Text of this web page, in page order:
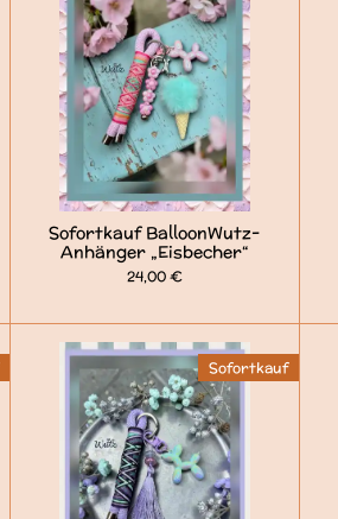
Sofortkauf BalloonWutz-
Anhänger „Eisbecher“
24,00 €
Sofortkauf